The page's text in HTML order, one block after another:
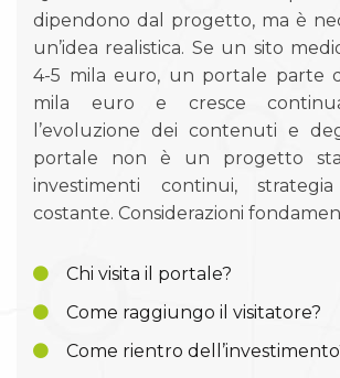
dipendono dal progetto, ma è
un’idea realistica. Se un sito
4-5 mila euro, un portale parte
mila euro e cresce
l’evoluzione dei contenuti e
portale non è un progetto
investimenti continui,
costante. Considerazioni
Chi visita il portale?
Come raggiungo il visitatore?
Come rientro